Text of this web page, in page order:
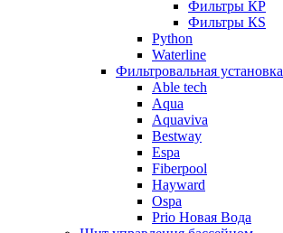
Фильтры КP
Фильтры КS
Python
Waterline
Фильтровальная установка
Able tech
Aqua
Aquaviva
Bestway
Espa
Fiberpool
Hayward
Ospa
Prio Новая Вода